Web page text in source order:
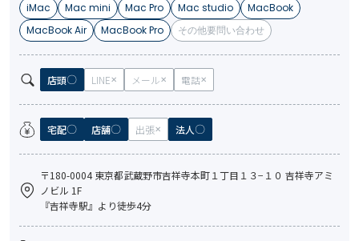
iMac Mac mini Mac Pro Mac studio
MacBook
MacBook Air
MacBook Pro その他要問い合わせ
店頭 LINE メール 電話
宅配 店舗 出張 法人
〒180-0004 東京都武蔵野市吉祥寺本町１丁目１３−１０ 吉祥寺アミ
ノビル 1F
『吉祥寺駅』より徒歩4分